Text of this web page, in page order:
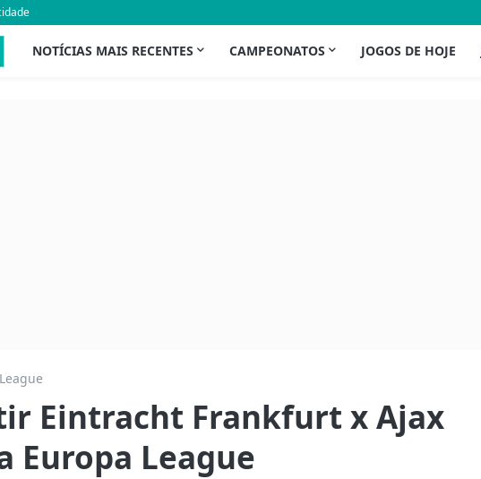
NOTÍCIAS MAIS RECENTES CAMPEONATOS JOGOS DE HOJE
Eintracht Frankfurt x Ajax
Europa League